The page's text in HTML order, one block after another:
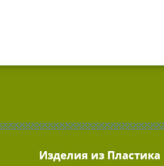
Изделия из Пластика